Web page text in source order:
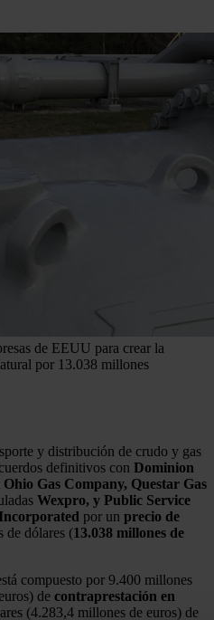
de EEUU para crear la
por 13.038 millones
y distribución de crudo y gas
definitivos con Dominion
Gas Company, Questar Gas
Wexpro, y Public Service
Incorporated por un precio de
de dólares (13.038 millones de
compuesto por 9.400 millones
de contraprestación en
(4.283,4 millones de euros) de